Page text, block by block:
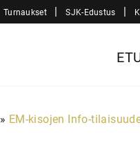
Turnaukset | SJK-Edustus |
» EM-kisojen Info-